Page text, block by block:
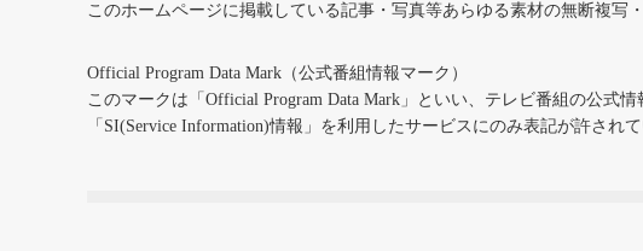
このホームページに掲載している記事・写真等あらゆる素材の無断複写
Official Program Data Mark（公式番組情報マーク）
このマークは「Official Program Data Mark」といい、テレビ番組の公式情
「SI(Service Information)情報」を利用したサービスにのみ表記が許され